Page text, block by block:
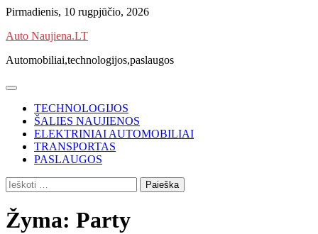
Skip
content
Pirmadienis, 10 rugpjūčio, 2026
Auto Naujiena.LT
Automobiliai,technologijos,paslaugos
TECHNOLOGIJOS
ŠALIES NAUJIENOS
ELEKTRINIAI AUTOMOBILIAI
TRANSPORTAS
PASLAUGOS
Ieškoti:
Žyma: Party